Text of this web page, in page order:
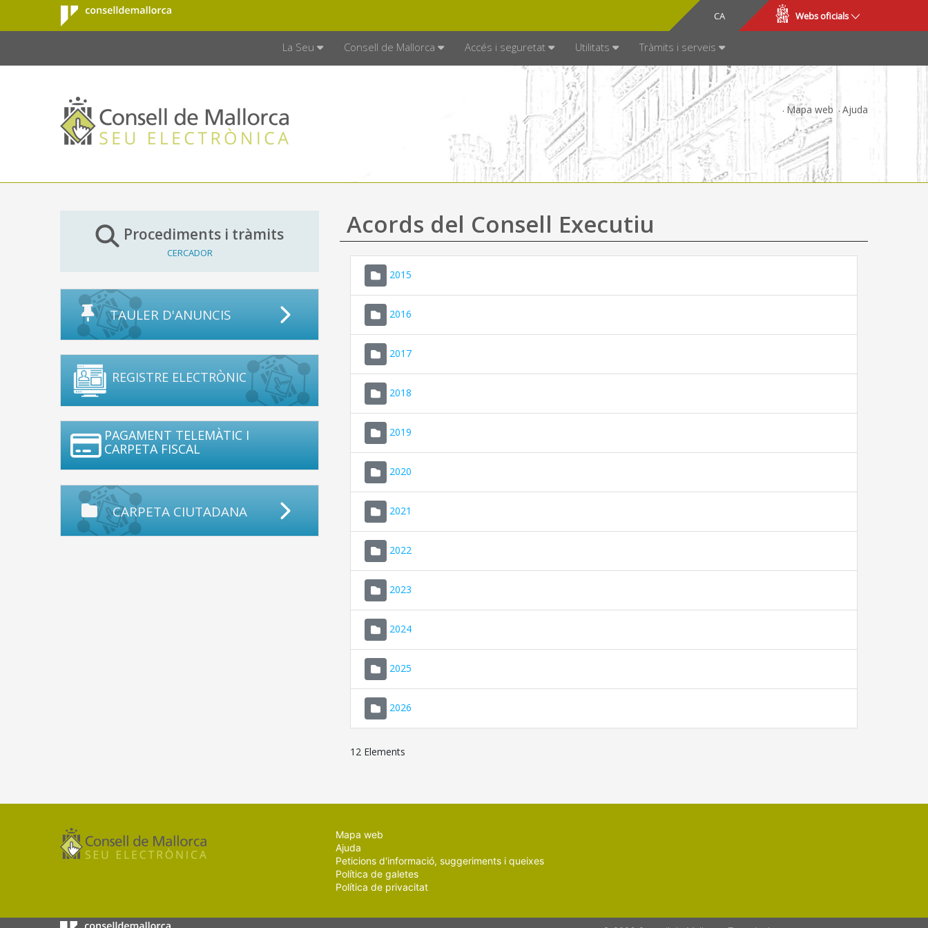
Salta al contingut principal
Consell de
Mallorca
CA
ES Webs oficials
La Seu Consell de Mallorca Accés i seguretat Utilitats Tràmits i serveis
Mapa web Ajuda
Procediments i tràmits
CERCADOR
TAULER D'ANUNCIS
REGISTRE ELECTRÒNIC
PAGAMENT TELEMÀTIC I
CARPETA FISCAL
CARPETA CIUTADANA
Acords del Consell Executiu
2015
2016
2017
2018
2019
2020
2021
2022
2023
2024
2025
2026
12 Elements
Mapa web
Ajuda
Peticions d'informació, suggeriments i queixes
Política de galetes
Política de privacitat